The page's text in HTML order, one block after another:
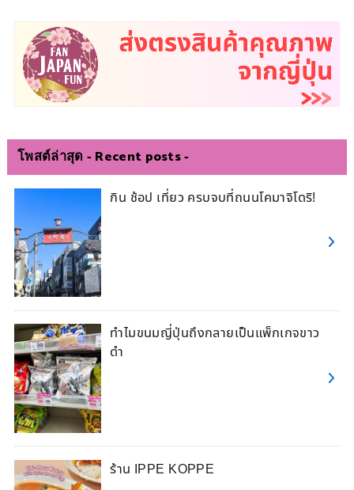
โพสต์ล่าสุด - Recent posts -
กิน ช้อป เที่ยว ครบจบที่ถนนโคมาจิโดริ!
ทำไมขนมญี่ปุ่นถึงกลายเป็นแพ็กเกจขาว
ดำ
ร้าน IPPE KOPPE